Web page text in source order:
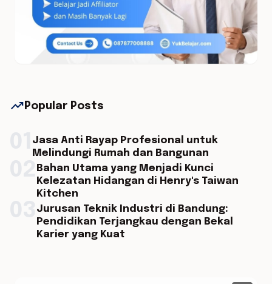
trending_up Popular Posts
Jasa Anti Rayap Profesional untuk
Melindungi Rumah dan Bangunan
Bahan Utama yang Menjadi Kunci
Kelezatan Hidangan di Henry's Taiwan
Kitchen
Jurusan Teknik Industri di Bandung:
Pendidikan Terjangkau dengan Bekal
Karier yang Kuat